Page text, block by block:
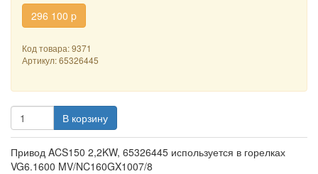
296 100 p
Код товара: 9371
Артикул:65326445
В корзину
Привод ACS150 2,2KW, 65326445 используется в горелках
VG6.1600 MV/NC160GX1007/8